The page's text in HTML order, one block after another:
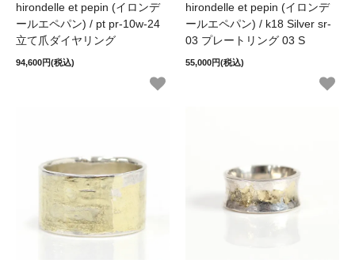
hirondelle et pepin (イロンデ
ールエペパン) / pt pr-10w-24
立て爪ダイヤリング
94,600円(税込)
hirondelle et pepin (イロンデ
ールエペパン) / k18 Silver sr-
03 プレートリング 03 S
55,000円(税込)